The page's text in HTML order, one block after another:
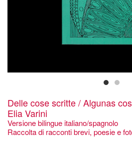
Delle cose scritte / Algunas
Elia Varini
Versione bilingue italiano/spagnolo
Raccolta di racconti brevi, poesie e